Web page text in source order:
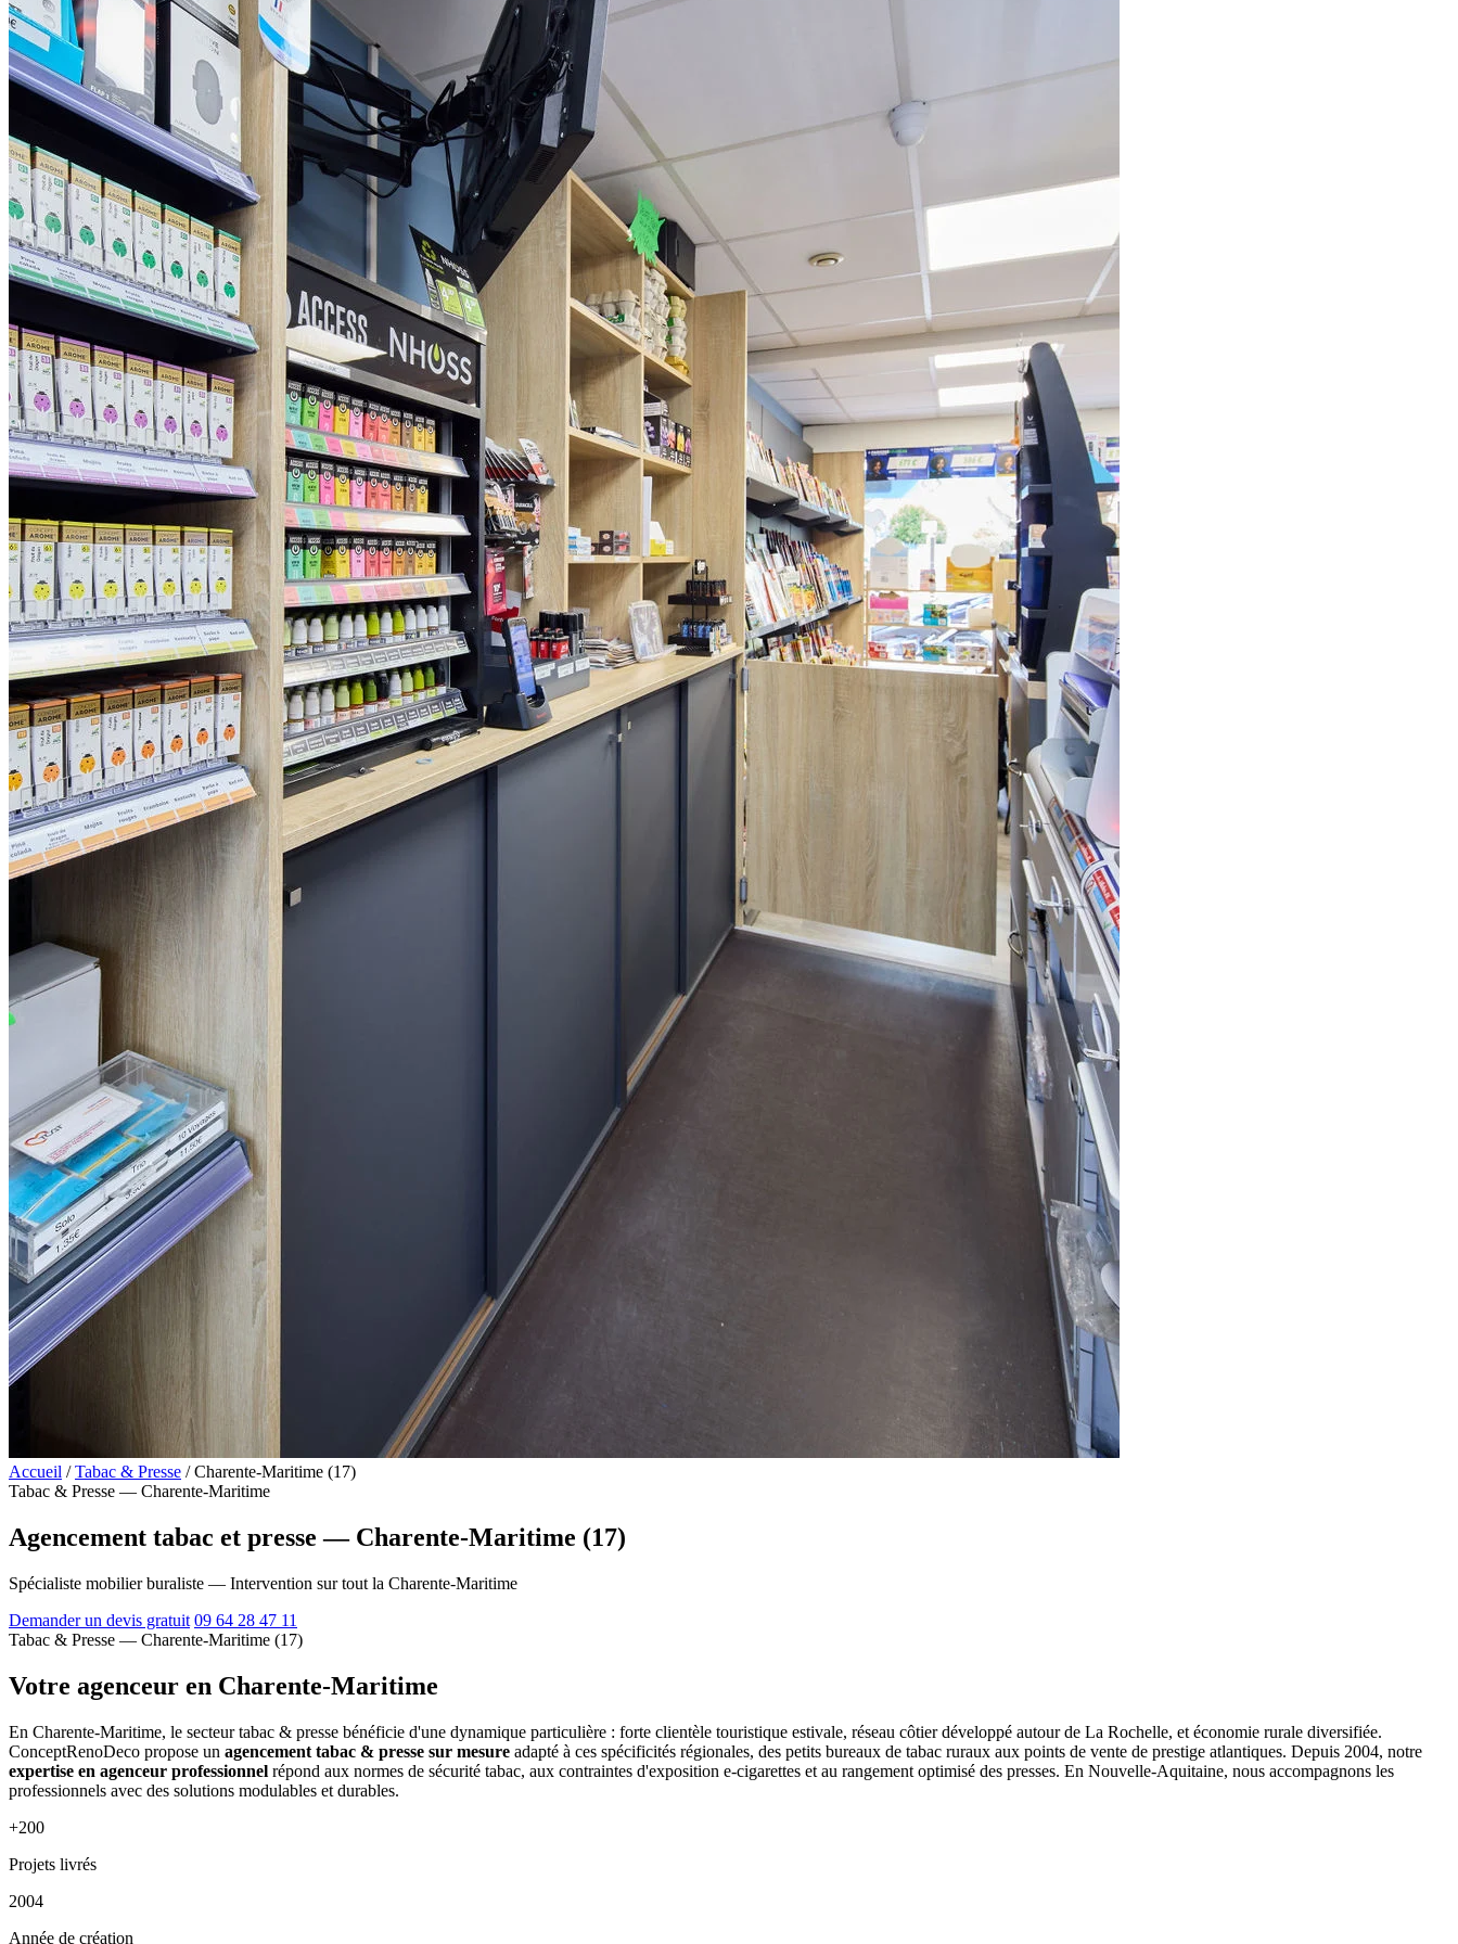
Accueil / Tabac & Presse / Charente-Maritime (17)
Tabac & Presse — Charente-Maritime
Agencement tabac et presse — Charente-Maritime (17)
Spécialiste mobilier buraliste — Intervention sur tout la Charente-Maritime
Demander un devis gratuit 09 64 28 47 11
Tabac & Presse — Charente-Maritime (17)
Votre agenceur en Charente-Maritime
En Charente-Maritime, le secteur tabac & presse bénéficie d'une dynamique particulière : forte clientèle touristique estivale, réseau côtier développé autour de La Rochelle, et économie rurale diversifiée.
ConceptRenoDeco propose un agencement tabac & presse sur mesure adapté à ces spécificités régionales, des petits bureaux de tabac ruraux aux points de vente de prestige atlantiques. Depuis 2004, notre
expertise en agenceur professionnel répond aux normes de sécurité tabac, aux contraintes d'exposition e-cigarettes et au rangement optimisé des presses. En Nouvelle-Aquitaine, nous accompagnons les
professionnels avec des solutions modulables et durables.
+200
Projets livrés
2004
Année de création